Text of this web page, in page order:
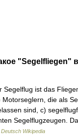
"Segelfliegen"
ist das
die als
sind, c)
Segelflugzeugen.
Deutsch Wikipedia